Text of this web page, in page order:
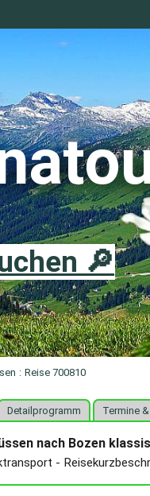
🔎
: Reise 700810
Detailprogramm Termine
nach Bozen
-